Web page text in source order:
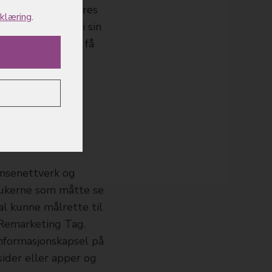
fungere lagres
i sin
kan brukeren få
og
som måtte se
kunne målrette til
Tag.
på
eller apper og
.